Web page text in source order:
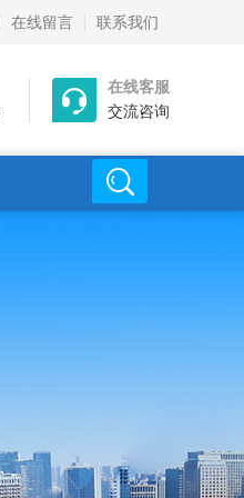
在线留言 联系我们
在线客服
交流咨询